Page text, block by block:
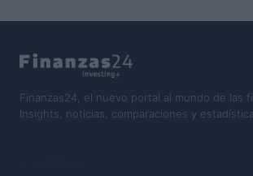
Finanzas24, el nuevo portal al mundo de las
Insights, noticias, comparaciones y